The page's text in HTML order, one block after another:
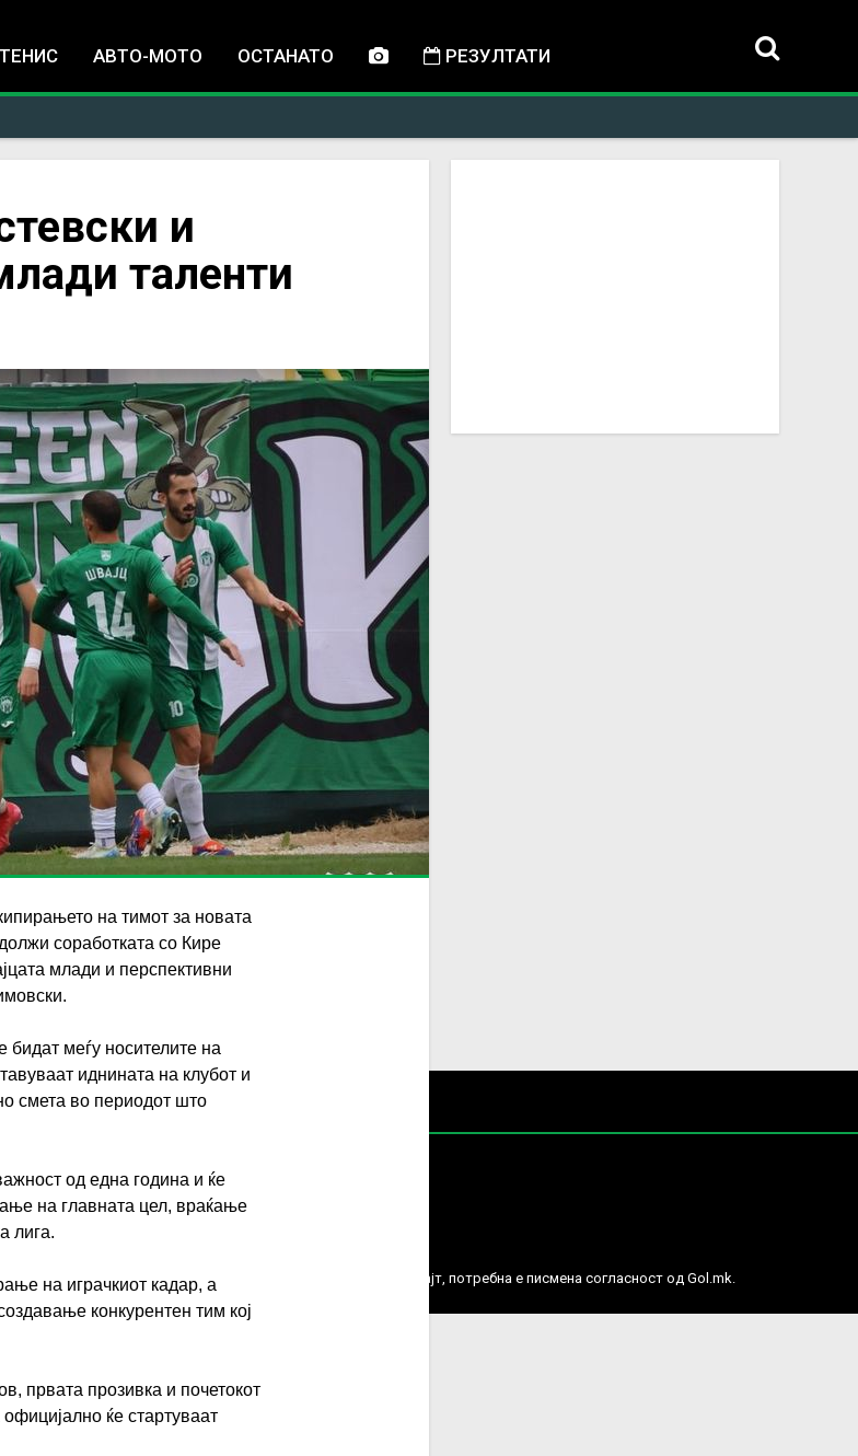
ТЕНИС АВТО-МОТО ОСТАНАТО РЕЗУЛТАТИ
и
таленти
на тимот за новата
соработката со Кире
млади и перспективни
бидат меѓу носителите на
иднината на клубот и
смета во периодот што
од една година и ќе
на главната цел, враќање
лига.
на играчкиот кадар, а
конкурентен тим кој
првата прозивка и почетокот
ќе стартуваат
МАРКЕТИНГ КОНТАКТ
© 2016-2026 Gol.mk
Сите права задржани
на текстови, фотографии или податоци од овој веб сајт, потребна е писмена согласност од Gol.mk.